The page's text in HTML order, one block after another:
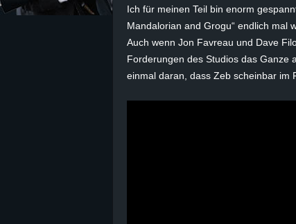
c
h
Ich für meinen Teil bin enorm
Mandalorian and Grogu“ endlich mal
Auch wenn Jon Favreau und Dave
Forderungen des Studios das Ganze
einmal daran, dass Zebscheinbar im